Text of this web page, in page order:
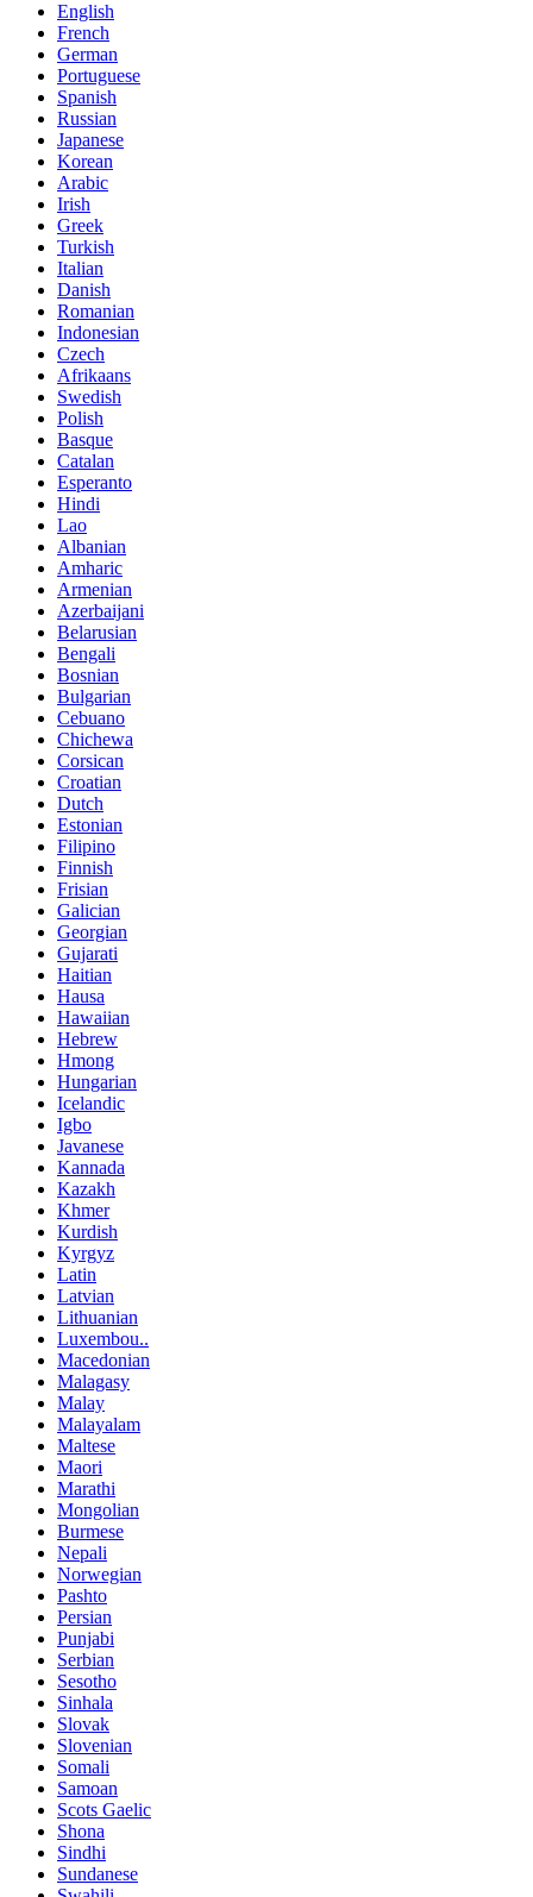
English
French
German
Portuguese
Spanish
Russian
Japanese
Korean
Arabic
Irish
Greek
Turkish
Italian
Danish
Romanian
Indonesian
Czech
Afrikaans
Swedish
Polish
Basque
Catalan
Esperanto
Hindi
Lao
Albanian
Amharic
Armenian
Azerbaijani
Belarusian
Bengali
Bosnian
Bulgarian
Cebuano
Chichewa
Corsican
Croatian
Dutch
Estonian
Filipino
Finnish
Frisian
Galician
Georgian
Gujarati
Haitian
Hausa
Hawaiian
Hebrew
Hmong
Hungarian
Icelandic
Igbo
Javanese
Kannada
Kazakh
Khmer
Kurdish
Kyrgyz
Latin
Latvian
Lithuanian
Luxembou..
Macedonian
Malagasy
Malay
Malayalam
Maltese
Maori
Marathi
Mongolian
Burmese
Nepali
Norwegian
Pashto
Persian
Punjabi
Serbian
Sesotho
Sinhala
Slovak
Slovenian
Somali
Samoan
Scots Gaelic
Shona
Sindhi
Sundanese